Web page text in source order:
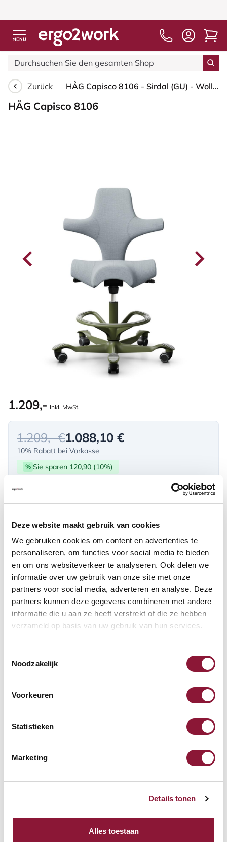
Deze website maakt gebruik van cookies
We gebruiken cookies om content en advertenties te
personaliseren, om functies voor social media te bieden
en om ons websiteverkeer te analyseren. Ook delen we
informatie over uw gebruik van onze site met onze
partners voor social media, adverteren en analyse. Deze
partners kunnen deze gegevens combineren met andere
informatie die u aan ze heeft verstrekt of die ze hebben
verzameld op basis van uw gebruik van hun services.
Noodzakelijk
Voorkeuren
Statistieken
Marketing
Details tonen
Alles toestaan
Zurück HÅG Capisco 8106 - Sirdal (GU) - Wolle - SRD120 Light grey - Moss Grey - 200 mm (Sitzhöhe 46-64cm) - Weiche Rollen für harte Böden
HÅG Capisco 8106
1.209,- Inkl. MwSt.
1.209,- €1.088,10 €
10% Rabatt bei Vorkasse
% Sie sparen 120,90 (10%)
Verfügbar
Lieferzeit: 3-6 Wochen
Anzahl:
In den Warenkorb
Auf der Suche nach Stückzahlen? Machen Sie Ihren Arbeitsplatz
komplett und fordern Sie direkt ein individuelles Angebot an.
Zur Vergleichsliste hinzufügen
Tiefstpreisgarantie
10 Jahre Garantie